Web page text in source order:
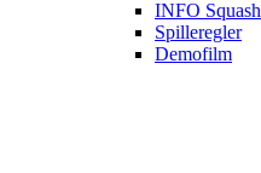
INFO Squash
Spilleregler
Demofilm